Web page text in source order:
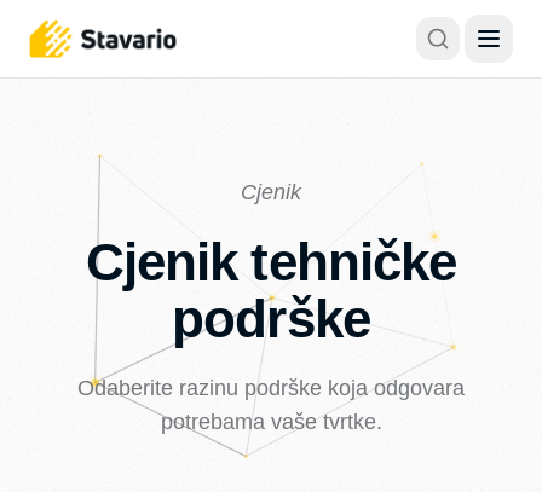
Cjenik
Cjenik tehničke
podrške
Odaberite razinu podrške koja odgovara
potrebama vaše tvrtke.